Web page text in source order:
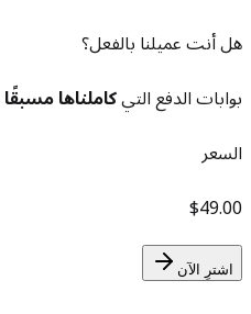
هل أنت عميلنا بالفعل؟
بوابات الدفع التيكاملناها مسبقًا
السعر
$49.00
اشترِ الآن